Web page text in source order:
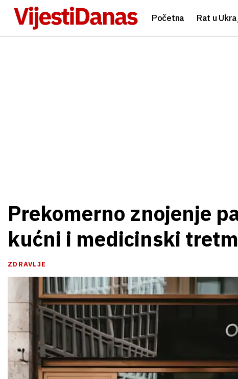
Početna Rat u
Prekomerno znojenje
kućni i medicinski
ZDRAVLJE